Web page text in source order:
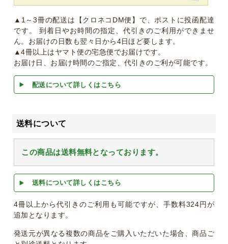
▲1～3冊の配送は【クロネコDM便】で、ポストに投函配達
です。 到着日やお時間の指定、代引きのご利用ができませ
ん。お届けの日数も翌々日から4日ほど要します。
▲4冊以上はヤマト便の宅急便でお届けです。
お届け日、お届け時間のご指定、代引きのご利が可能です。
配送について詳しくはこちら
送料について
この商品は送料無料となっております。
送料について詳しくはこちら
4冊以上から代引きのご利用も可能ですが、手数料324円が
追加となります。
発送元が異なる複数の商品をご購入いただいた場合、商品ご